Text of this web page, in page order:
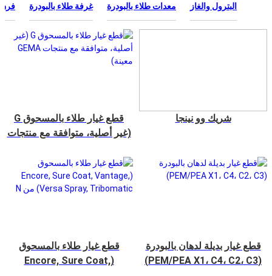
البترول والغاز معدات طلاء بالبودرة غرفة طلاء بالبودرة فرن
شريك وو نينجا
قطع غيار طلاء بالمسحوق G
(غير أصلية، متوافقة مع منتجات
قطع غيار بديلة لدهان بالبودرة
(PEM/PEA X1، C4، C2، C3)
قطع غيار طلاء بالمسحوق
(Encore, Sure Coat,